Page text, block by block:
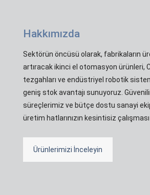
Hakkımızda
Sektörün öncüsü olarak, fabrikaların
artıracak ikinci el otomasyon ürünleri,
tezgahları ve endüstriyel robotik
geniş stok avantajı sunuyoruz.
süreçlerimiz ve bütçe dostu sanayi
üretim hatlarınızın kesintisiz
Ürünlerimizi İnceleyin